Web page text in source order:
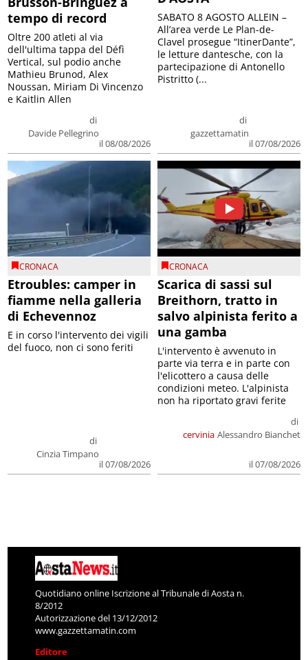
tempo di record
di
Davide Pellegrino
il 08/08/2026
Oltre 200 atleti al via
dell'ultima tappa del Défì
Vertical, sul podio anche
Mathieu Brunod, Alex
Noussan, Miriam Di Vincenzo
e Kaitlin Allen
di
gazzettamatin
il 07/08/2026
SABATO 8 AGOSTO ALLEIN –
All’area verde Le Plan-de-
Clavel prosegue “ItinerDante”,
le letture dantesche, con la
partecipazione di Antonello
Pistritto (...
CRONACA
Etroubles: camper in
fiamme nella galleria
di Echevennoz
di
Cinzia Timpano
il 07/08/2026
E in corso l'intervento dei vigili
del fuoco, non ci sono feriti
CRONACA
Scarica di sassi sul
Breithorn, tratto in
salvo alpinista ferito a
una gamba
cervinia
di
Alessandro Bianchet
il 07/08/2026
L'intervento è avvenuto in
parte via terra e in parte con
l'elicottero a causa delle
condizioni meteo. L'alpinista
non ha riportato gravi ferite
Quotidiano online Iscrizione al Tribunale di Aosta n.
8/2012
Autorizzazione del 13/12/2012
www.gazzettamatin.com
Editore